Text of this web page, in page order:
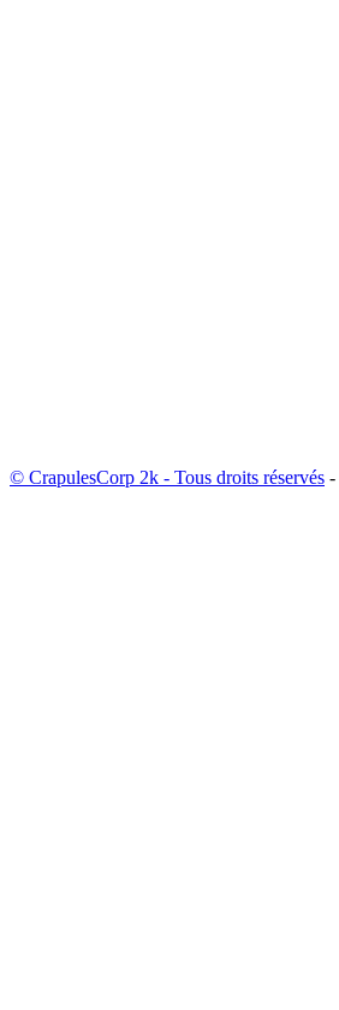
© CrapulesCorp 2k - Tous droits réservés -